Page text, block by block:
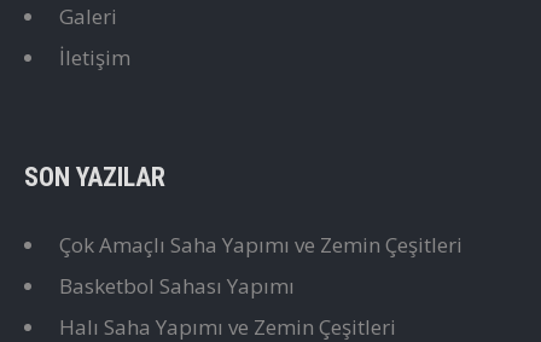
Galeri
İletişim
SON YAZILAR
Çok Amaçlı Saha Yapımı ve Zemin Çeşitleri
Basketbol Sahası Yapımı
Halı Saha Yapımı ve Zemin Çeşitleri